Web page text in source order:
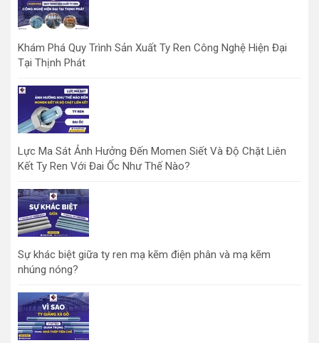
Khám Phá Quy Trình Sản Xuất Ty Ren Công Nghệ Hiện Đại
Tại Thịnh Phát
Lực Ma Sát Ảnh Hưởng Đến Momen Siết Và Độ Chặt Liên
Kết Ty Ren Với Đai Ốc Như Thế Nào?
Sự khác biệt giữa ty ren mạ kẽm điện phân và mạ kẽm
nhúng nóng?